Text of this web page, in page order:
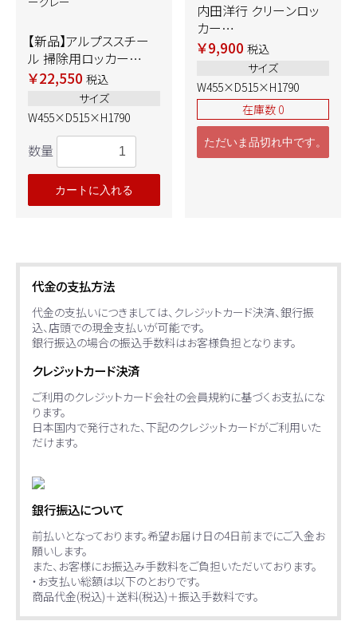
【新品】アルプススチー
ル 掃除用ロッカー
NSPA 鍵付タイプ
W455×D515×H1790
ニューグレー
￥22,550 税込
サイズ
W455×D515×H1790
数量
カートに入れる
内田洋行 クリーンロッ
カー
W455×D515×H1790
ネオグレイ 中古 ⑳
￥9,900 税込
サイズ
W455×D515×H1790
在庫数 0
ただいま品切れ中です。
代金の支払方法
代金の支払いにつきましては、クレジットカード決済、銀行振
込、店頭での現金支払いが可能です。
銀行振込の場合の振込手数料はお客様負担となります。
クレジットカード決済
ご利用のクレジットカード会社の会員規約に基づくお支払にな
ります。
日本国内で発行された、下記のクレジットカードがご利用いた
だけます。
銀行振込について
前払いとなっております。希望お届け日の4日前までにご入金お
願いします。
また、お客様にお振込み手数料をご負担いただいております。
・お支払い総額は以下のとおりです。
商品代金(税込)＋送料(税込)＋振込手数料です。